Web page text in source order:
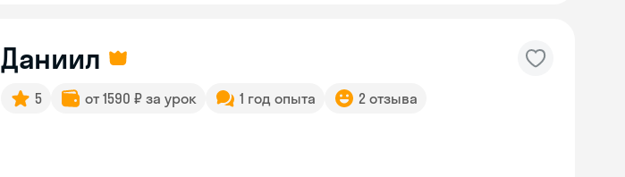
Даниил
5 от 1590 ₽ за урок 1 год опыта 2 отзыва